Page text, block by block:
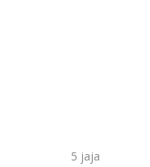
5 jaja